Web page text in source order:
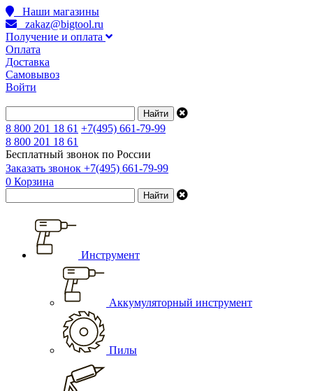
Наши магазины
zakaz@bigtool.ru
Получение и оплата
Оплата
Доставка
Самовывоз
Войти
8 800 201 18 61 +7(495) 661-79-99
8 800 201 18 61
Бесплатный звонок по России
Заказать звонок +7(495) 661-79-99
0 Корзина
Инструмент
Аккумуляторный инструмент
Пилы